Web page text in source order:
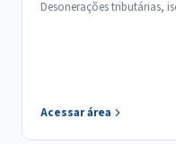
Desonerações tributárias,
Acessar área